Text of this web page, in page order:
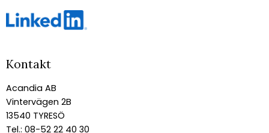
Kontakt
Acandia AB
Vintervägen 2B
13540 TYRESÖ
Tel.: 08-52 22 40 30